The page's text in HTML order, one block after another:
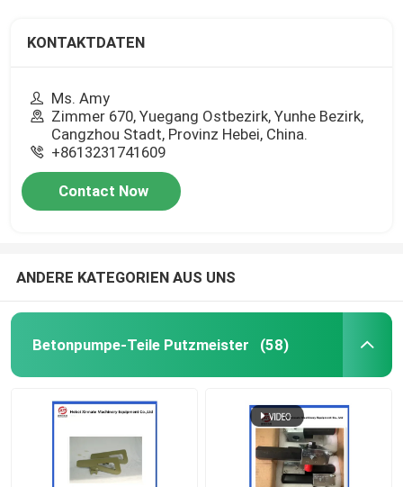
KONTAKTDATEN
Ms. Amy
Zimmer 670, Yuegang Ostbezirk, Yunhe Bezirk,
Cangzhou Stadt, Provinz Hebei, China.
+8613231741609
Contact Now
ANDERE KATEGORIEN AUS UNS
Betonpumpe-Teile Putzmeister (58)